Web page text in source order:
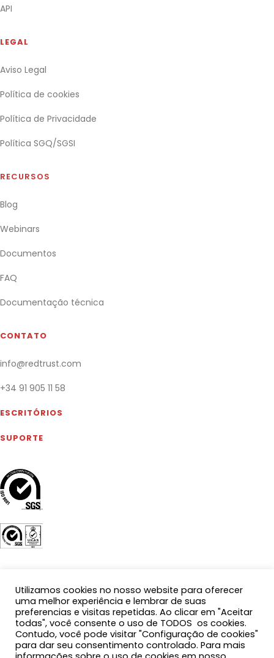
API
LEGAL
Aviso Legal
Política de cookies
Política de Privacidade
Política SGQ/SGSI
RECURSOS
Blog
Webinars
Documentos
FAQ
Documentação técnica
CONTATO
info@redtrust.com
+34 91 905 11 58
ESCRITÓRIOS
SUPORTE
Utilizamos cookies no nosso website para oferecer
uma melhor experiência e lembrar de suas
preferencias e visitas repetidas. Ao clicar em "Aceitar
todas", você consente o uso de TODOS os cookies.
Contudo, você pode visitar "Configuração de cookies"
para dar seu consentimento controlado. Para mais